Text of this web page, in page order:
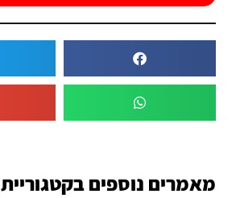
מאמרים נוספים בקטגוריית